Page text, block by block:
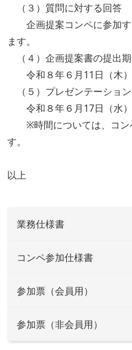
（３）質問に対する回答
企画提案コンペに参加す
ます。
（４）企画提案書の提出
令和８年６月11日（木）
（５）プレゼンテーショ
令和８年６月17日（水）
※時間については、コン
す。
以上
業務仕様書
コンペ参加仕様書
参加票（会員用）
参加票（非会員用）